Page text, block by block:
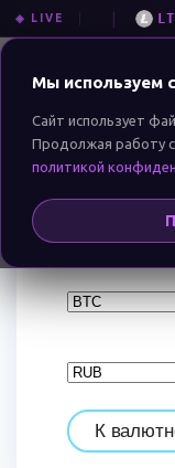
◈ LIVE LTC 3
BIT MONEY
Обменник
К
Мы используем
Сайт использует
Продолжая работу
политикой